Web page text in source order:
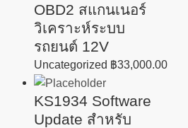
OBD2 สแกนเนอร์
วิเคราะห์ระบบ
รถยนต์ 12V
Uncategorized ฿33,000.00
KS1934 Software
Update สำหรับ